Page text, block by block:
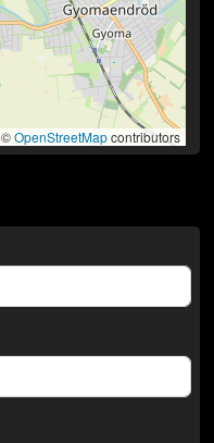
©OpenStreetMapcontributors